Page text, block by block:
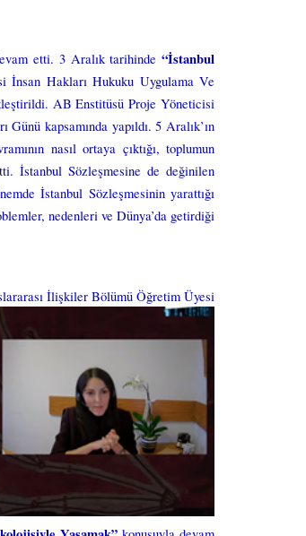
etti. 3 Aralık tarihinde “İstanbul
İnsan Hakları Hukuku Uygulama Ve
AB Enstitüsü Proje Yöneticisi
kapsamında yapıldı. 5 Aralık’ın
nasıl ortaya çıktığı, toplumun
İstanbul Sözleşmesine de değinilen
İstanbul Sözleşmesinin yarattığı
nedenleri ve Dünya’da getirdiği
İlişkiler Bölümü Öğretim Üyesi